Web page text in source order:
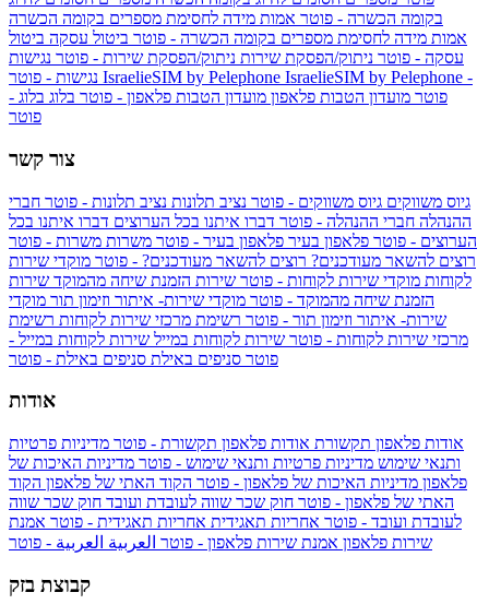
בקומה הכשרה - פוטר אמות מידה לחסימת מספרים בקומה הכשרה
אמות מידה לחסימת מספרים בקומה הכשרה - פוטר ביטול עסקה ביטול
עסקה - פוטר ניתוק/הפסקת שירות ניתוק/הפסקת שירות - פוטר נגישות
IsraelieSIM by Pelephone IsraelieSIM by Pelephone -
פוטר מועדון הטבות פלאפון מועדון הטבות פלאפון - פוטר בלוג בלוג -
פוטר
צור קשר
גיוס משווקים גיוס משווקים - פוטר נציב תלונות נציב תלונות - פוטר חברי
ההנהלה חברי ההנהלה - פוטר דברו איתנו בכל הערוצים דברו איתנו בכל
הערוצים - פוטר פלאפון בעיר פלאפון בעיר - פוטר משרות משרות - פוטר
רוצים להשאר מעודכנים? רוצים להשאר מעודכנים? - פוטר מוקדי שירות
לקוחות מוקדי שירות לקוחות - פוטר שירות הזמנת שיחה מהמוקד שירות
הזמנת שיחה מהמוקד - פוטר מוקדי שירות- איתור וזימון תור מוקדי
שירות- איתור וזימון תור - פוטר רשימת מרכזי שירות לקוחות רשימת
מרכזי שירות לקוחות - פוטר שירות לקוחות במייל שירות לקוחות במייל -
פוטר סניפים באילת סניפים באילת - פוטר
אודות
אודות פלאפון תקשורת אודות פלאפון תקשורת - פוטר מדיניות פרטיות
ותנאי שימוש מדיניות פרטיות ותנאי שימוש - פוטר מדיניות האיכות של
פלאפון מדיניות האיכות של פלאפון - פוטר הקוד האתי של פלאפון הקוד
האתי של פלאפון - פוטר חוק שכר שווה לעובדת ועובד חוק שכר שווה
לעובדת ועובד - פוטר אחריות תאגידית אחריות תאגידית - פוטר אמנת
שירות פלאפון אמנת שירות פלאפון - פוטר العربية العربية - פוטר
קבוצת בזק